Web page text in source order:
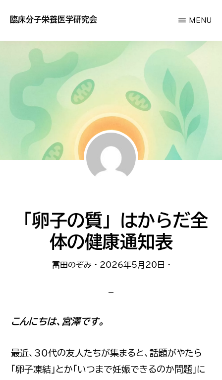
main
臨床分子栄養医学研究会
の
プ
MENU
「卵子の質」はからだ全
体の健康通知表
冨田のぞみ · 2026年5月20日 ·
こんにちは、宮澤です。
最近、30代の友人たちが集まると、話題がやたら
「卵子凍結」とか「いつまで妊娠できるのか問題」に